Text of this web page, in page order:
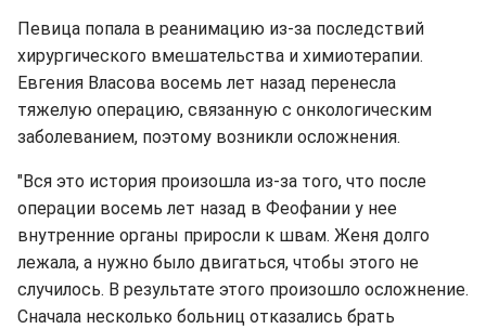
Певица попала в реанимацию из-за последствий
хирургического вмешательства и химиотерапии.
Евгения Власова восемь лет назад перенесла
тяжелую операцию, связанную с онкологическим
заболеванием, поэтому возникли осложнения.
"Вся это история произошла из-за того, что после
операции восемь лет назад в Феофании у нее
внутренние органы приросли к швам. Женя долго
лежала, а нужно было двигаться, чтобы этого не
случилось. В результате этого произошло осложнение.
Сначала несколько больниц отказались брать